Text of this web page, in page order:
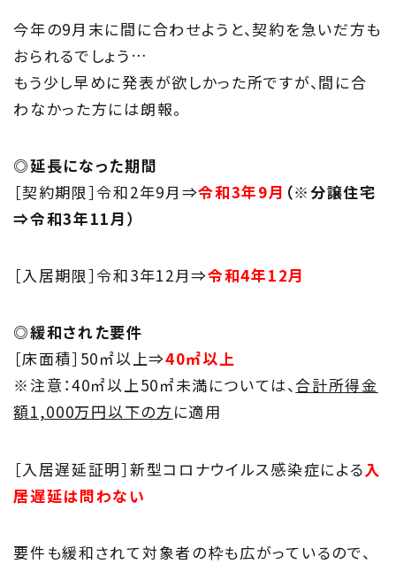
Maintenance
家のメンテナンス
じゅうmado
住宅相談窓口 じゅうmado
今年の9月末に間に合わせようと、契約を急いだ方も
おられるでしょう…
もう少し早めに発表が欲しかった所ですが、間に合
わなかった方には朗報。
◎延長になった期間
［契約期限］令和2年9月⇒令和3年9月 （※分譲住宅
⇒令和3年11月）
［入居期限］令和3年12月⇒令和4年12月
◎緩和された要件
［床面積］50㎡以上⇒40㎡以上
※注意：40㎡以上50㎡未満については、合計所得金
額1,000万円以下の方に適用
［入居遅延証明］新型コロナウイルス感染症による 入
居遅延は問わない
要件も緩和されて対象者の枠も広がっているので、